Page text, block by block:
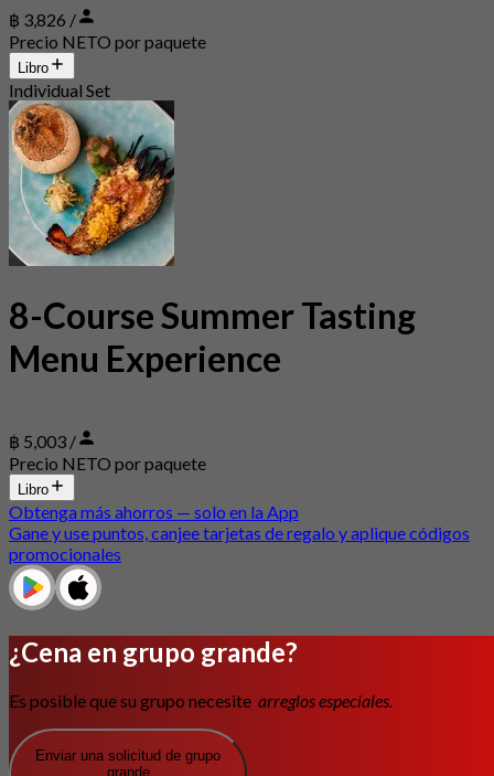
฿ 3,826 /
Precio NETO por paquete
Libro
Individual Set
8-Course Summer Tasting
Menu Experience
฿ 5,003 /
Precio NETO por paquete
Libro
Obtenga más ahorros — solo en la App
Gane y use puntos, canjee tarjetas de regalo y aplique códigos
promocionales
¿Cena en grupo grande?
Es posible que su grupo necesite arreglos especiales.
Enviar una solicitud de grupo
grande